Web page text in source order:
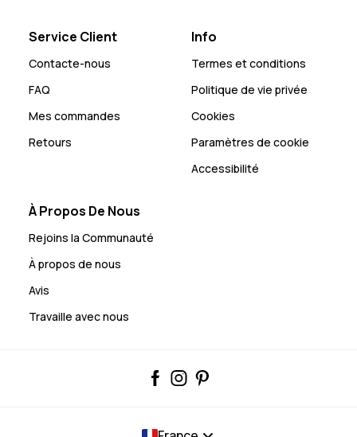
Service Client
Contacte-nous
FAQ
Mes commandes
Retours
Info
Termes et conditions
Politique de vie privée
Cookies
Paramètres de cookie
Accessibilité
À Propos De Nous
Rejoins la Communauté
À propos de nous
Avis
Travaille avec nous